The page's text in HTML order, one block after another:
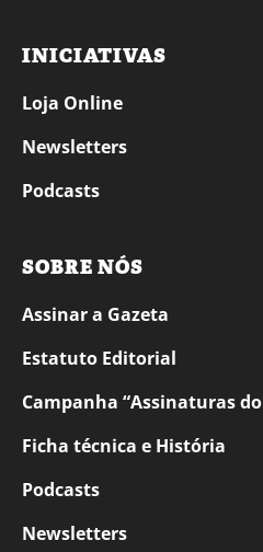
INICIATIVAS
Loja Online
Newsletters
Podcasts
SOBRE NÓS
Assinar a Gazeta
Estatuto Editorial
Campanha “Assinaturas
Ficha técnica e História
Podcasts
Newsletters